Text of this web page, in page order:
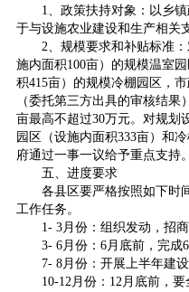
1、政策扶持对象：以乡镇
于与设施农业建设和生产相关
2、规模要求和补贴标准：
施内面积100亩）的规模温室
积415亩）的规模冷棚园区，
（委托第三方出具的审核结
亩最高不超过30万元。对规划
园区（设施内面积333亩）和
府通过一事一议给予重点支持。
五、进度要求
各县区要严格按照如下时间
工作任务。
1- 3月份：组织发动，招商
3- 6月份：6月底前，完成
7- 8月份：开展上半年建设
10-12月份：12月底前，要